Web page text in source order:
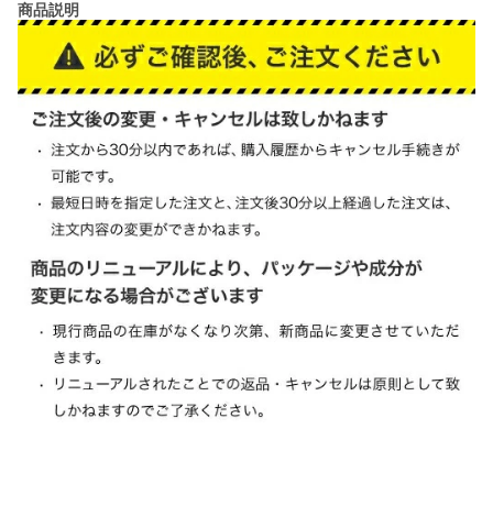
商品説明